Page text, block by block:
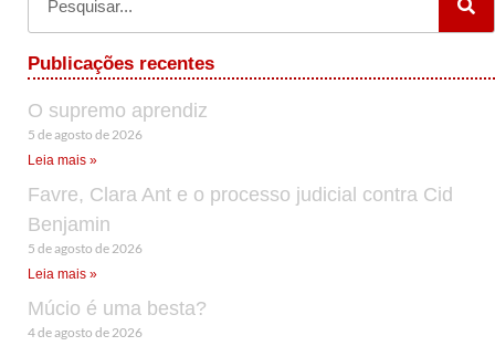
Publicações recentes
O supremo aprendiz
5 de agosto de 2026
Leia mais »
Favre, Clara Ant e o processo judicial contra Cid
Benjamin
5 de agosto de 2026
Leia mais »
Múcio é uma besta?
4 de agosto de 2026